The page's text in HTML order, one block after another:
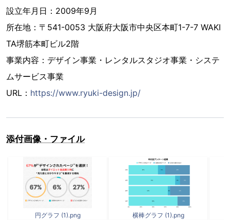
設立年月日：2009年9月
所在地：〒541-0053 大阪府大阪市中央区本町1-7-7 WAKI
TA堺筋本町ビル2階
事業内容：デザイン事業・レンタルスタジオ事業・システ
ムサービス事業
URL： https://www.ryuki-design.jp/
添付画像・ファイル
円グラフ (1).png 横棒グラフ (1).png